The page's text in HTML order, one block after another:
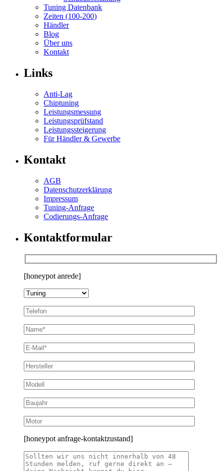
Tuning Datenbank
Zeiten (100-200)
Händler
Blog
Über uns
Kontakt
Links
Anti-Lag
Chiptuning
Leistungsmessung
Leistungsprüfstand
Leistungssteigerung
Für Händler & Gewerbe
Kontakt
AGB
Datenschutzerklärung
Impressum
Tuning-Anfrage
Codierungs-Anfrage
Kontaktformular
[honeypot anrede]
[honeypot anfrage-kontaktzustand]